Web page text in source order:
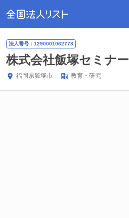
法人番号：1290001062778
株式会社飯塚セミナー
福岡県飯塚市 教育・研究